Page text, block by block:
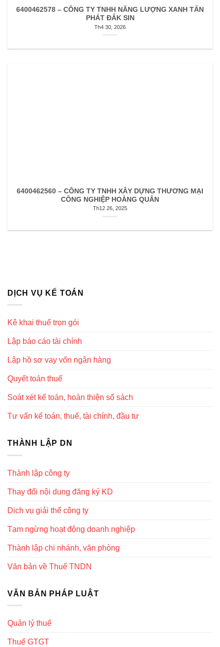
6400462578 – CÔNG TY TNHH NĂNG LƯỢNG XANH TẤN
PHÁT ĐẮK SIN
Th4 30, 2026
6400462560 – CÔNG TY TNHH XÂY DỰNG THƯƠNG MẠI
CÔNG NGHIỆP HOÀNG QUÂN
Th12 26, 2025
DỊCH VỤ KẾ TOÁN
Kê khai thuế trọn gói
Lập báo cáo tài chính
Lập hồ sơ vay vốn ngân hàng
Quyết toán thuế
Soát xét kế toán, hoàn thiện sổ sách
Tư vấn kế toán, thuế, tài chính, đầu tư
THÀNH LẬP DN
Thành lập công ty
Thay đổi nội dung đăng ký KD
Dịch vụ giải thể công ty
Tạm ngừng hoạt động doanh nghiệp
Thành lập chi nhánh, văn phòng
Văn bản về Thuế TNDN
VĂN BẢN PHÁP LUẬT
Quản lý thuế
Thuế GTGT